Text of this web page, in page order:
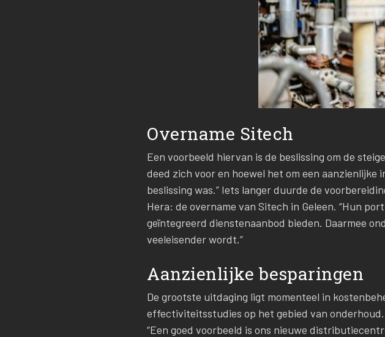
Overname Sitech
Een voorbeeld hiervan is de beslissing om de
deed zich voor en hoewel het om een
beslissing was.” Iets langer duurde de
Hera: de overname van Sitech in Geleen. “Hun
geïntegreerd dienstenaanbod bieden. Daarmee
veeleisender wordt.”
Aanzienlijke besparingen
De grootste uitdaging ligt momenteel in
effectiviteitsstudies op het gebied van
“Een goed voorbeeld is ons nieuwe